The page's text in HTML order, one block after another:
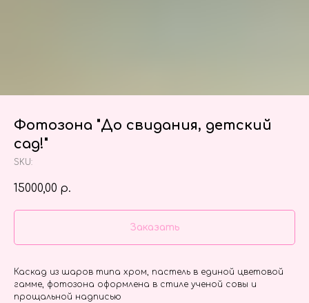
Фотозона "До свидания, детский
сад!"
SKU:
15000,00 р.
Заказать
Каскад из шаров типа хром, пастель в единой цветовой
гамме, фотозона оформлена в стиле ученой совы и
прощальной надписью